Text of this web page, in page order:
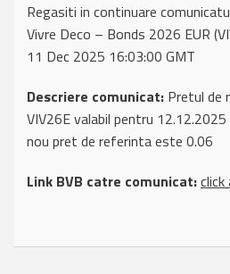
Regasiti in continuare
Vivre Deco – Bonds 2026 EUR
11 Dec 2025 16:03:00 GMT
Descriere comunicat: Pretul de
VIV26E valabil pentru
nou pret de referinta este 0.06
Link BVB catre comunicat:click